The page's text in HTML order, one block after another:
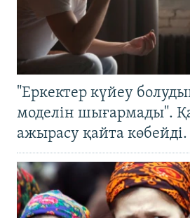
"Еркектер күйеу
моделін шығармады".
ажырасу қайта